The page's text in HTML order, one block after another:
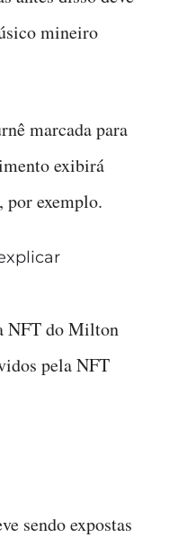
mineiro
marcada para
exibirá
por exemplo.
NFT do Milton
pela NFT
sendo expostas